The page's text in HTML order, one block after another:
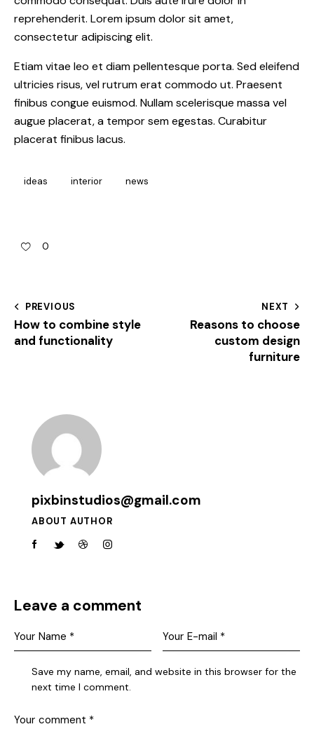
reprehenderit. Lorem ipsum dolor sit amet,
consectetur adipiscing elit.
Etiam vitae leo et diam pellentesque porta. Sed eleifend
ultricies risus, vel rutrum erat commodo ut. Praesent
finibus congue euismod. Nullam scelerisque massa vel
augue placerat, a tempor sem egestas. Curabitur
placerat finibus lacus.
ideas interior news
0
PREVIOUS
How to combine style
and functionality
NEXT
Reasons to choose
custom design
furniture
pixbinstudios@gmail.com
ABOUT AUTHOR
Leave a comment
Save my name, email, and website in this browser for the
next time I comment.